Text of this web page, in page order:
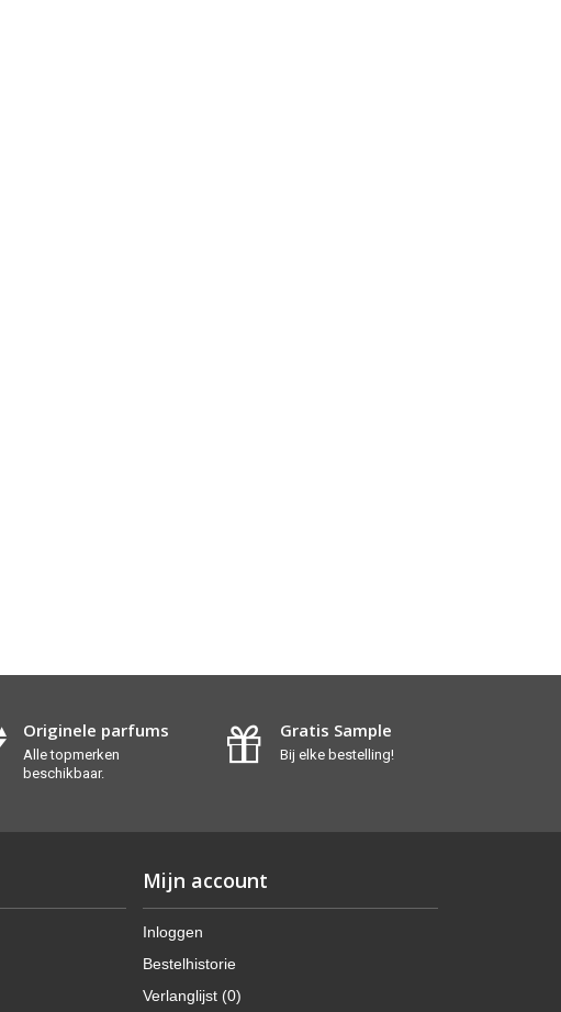
Originele parfums
Alle topmerken
beschikbaar.
Gratis Sample
Bij elke bestelling!
Mijn account
Inloggen
Bestelhistorie
Verlanglijst (0)